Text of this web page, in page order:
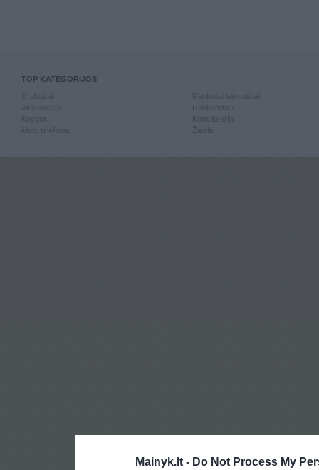
Mainyk.lt - Do Not Process My
TOP KATEGORIJOS
Knygos
Mob. telefonai
Kompiuterija
Žaislai